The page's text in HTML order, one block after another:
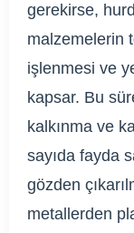
gerekirse,
malzemelerin
işlenmesi ve
kapsar. Bu
kalkınma ve
sayıda fayda
gözden
metallerden